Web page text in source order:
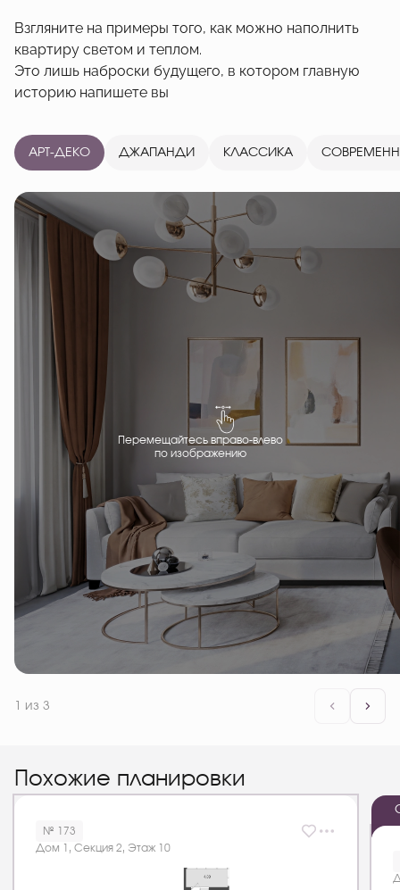
Взгляните на примеры того, как можно наполнить
квартиру светом и теплом.
Это лишь наброски будущего, в котором главную
историю напишете вы
АРТ-ДЕКО ДЖАПАНДИ КЛАССИКА
Перемещайтесь вправо-влево
по изображению
из 3
Похожие планировки
№ 173
Дом 1, Секция 2, Этаж 10